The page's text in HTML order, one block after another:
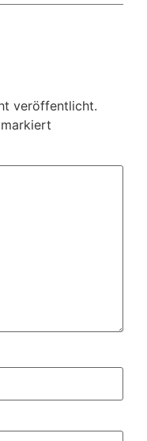
veröffentlicht.
markiert